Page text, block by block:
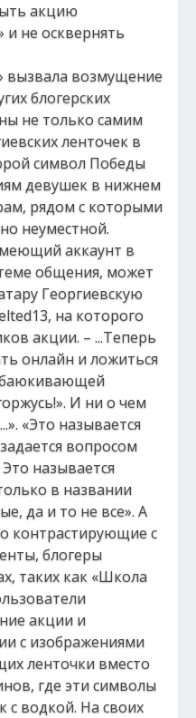
акцию
и не осквернять
вызвала возмущение
блогерских
не только самим
ленточек в
символ Победы
девушек в нижнем
рядом с которыми
неуместной.
аккаунт в
общения, может
Георгиевскую
на которого
акции. – ...Теперь
онлайн и ложиться
И ни о чем
«Это называется
вопросом
называется
в названии
да и то не все». А
контрастирующие с
блогеры
таких как «Школа
акции и
с изображениями
ленточки вместо
где эти символы
с водкой. На своих